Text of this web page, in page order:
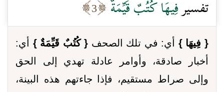
تفسير فِيهَا كُتُبٌ قَيِّمَةٌ 3
{ فِيهَا } أي: في تلك الصحف { كُتُبٌ قَيِّمَةٌ } أي:
أخبار صادقة، وأوامر عادلة تهدي إلى الحق
وإلى صراط مستقيم، فإذا جاءتهم هذه البينة،